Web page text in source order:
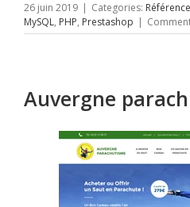
26 juin 2019 | Categories:
MySQL, PHP, Prestashop |
Auvergne